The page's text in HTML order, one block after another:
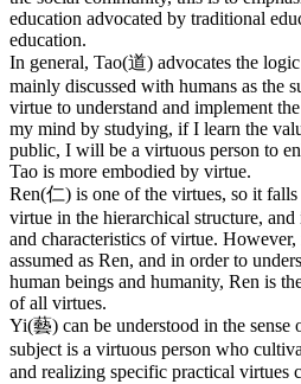
education advocated by traditional
education.
In general, Tao(道) advocates the
mainly discussed with humans as the
virtue to understand and implement
my mind by studying, if I learn the
public, I will be a virtuous person to
Tao is more embodied by virtue.
Ren(仁) is one of the virtues, so it
virtue in the hierarchical structure, and
and characteristics of virtue.
assumed as Ren, and in order to
human beings and humanity, Ren is
of all virtues.
Yi(藝) can be understood in the sense
subject is a virtuous person who
and realizing specific practical virtues